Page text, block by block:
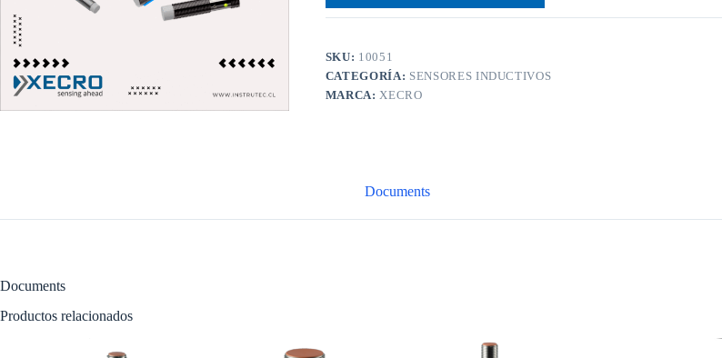
SKU: 10051
CATEGORÍA: SENSORES INDUCTIVOS
MARCA: XECRO
Documents
Documents
Productos relacionados